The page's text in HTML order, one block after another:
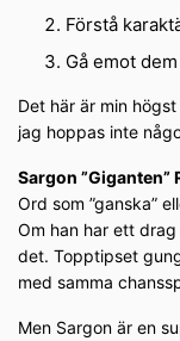
Förstå
Gå emot
Det här är min
jag hoppas inte
Sargon ”Giganten”
Ord som ”ganska”
Om han har ett
det. Topptipset
med samma
Men Sargon är en